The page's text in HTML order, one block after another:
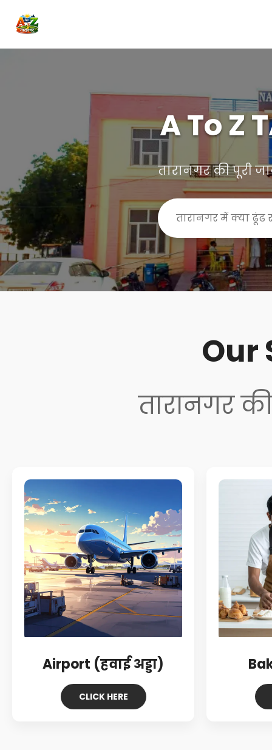
A To Z
तारानगर की पूरी
Our
तारानगर
Airport (हवाई अड्डा)
CLICK HERE